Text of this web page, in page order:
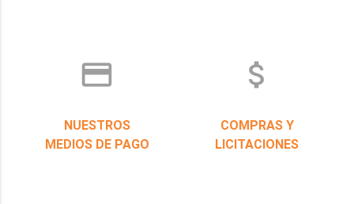
credit_card
NUESTROS
MEDIOS DE PAGO
attach_money
COMPRAS Y
LICITACIONES